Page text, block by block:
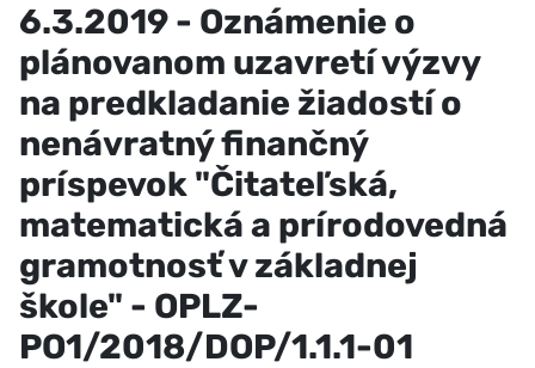
6.3.2019 - Oznámenie o
plánovanom uzavretí výzvy
na predkladanie žiadostí o
nenávratný finančný
príspevok "Čitateľská,
matematická a prírodovedná
gramotnosť v základnej
škole" - OPLZ-
PO1/2018/DOP/1.1.1-01